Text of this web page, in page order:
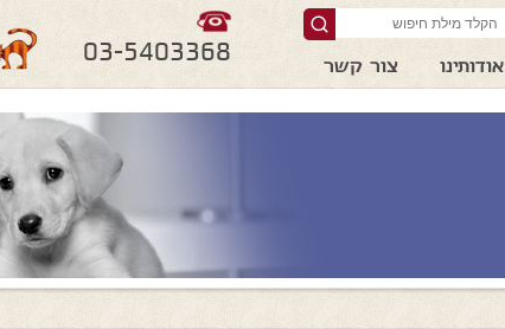
אודותינו צור קשר
03-5403368